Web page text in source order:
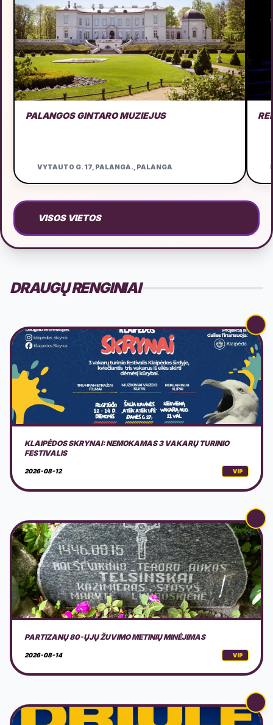
PALANGOS GINTARO MUZIEJUS
VYTAUTO G. 17, PALANGA., PALANGA
VISOS VIETOS
DRAUGŲ RENGINIAI
PARTIZANŲ 80-ŲJŲ ŽUVIMO METINIŲ MINĖJIMAS